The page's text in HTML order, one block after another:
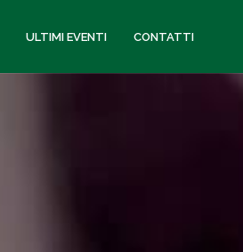
ULTIMI EVENTI CONTATTI